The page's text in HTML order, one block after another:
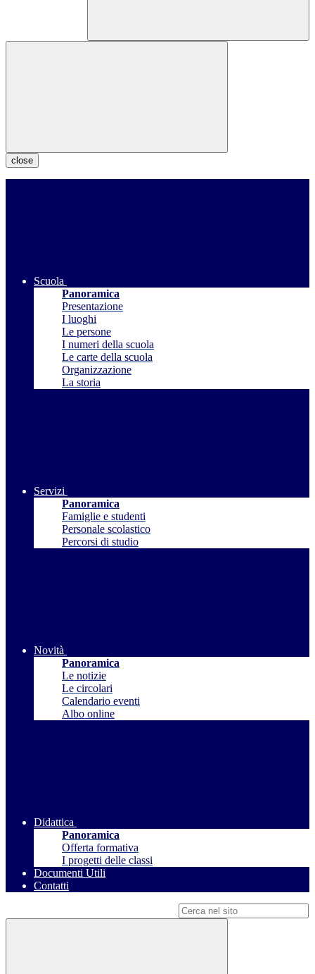
close
Scuola
Panoramica
Presentazione
I luoghi
Le persone
I numeri della scuola
Le carte della scuola
Organizzazione
La storia
Servizi
Panoramica
Famiglie e studenti
Personale scolastico
Percorsi di studio
Novità
Panoramica
Le notizie
Le circolari
Calendario eventi
Albo online
Didattica
Panoramica
Offerta formativa
I progetti delle classi
Documenti Utili
Contatti